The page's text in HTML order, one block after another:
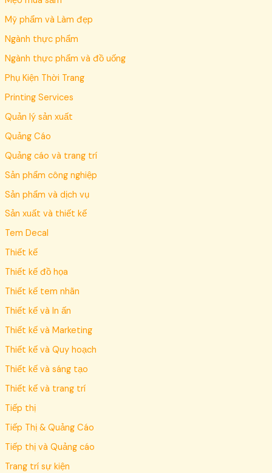
Mỹ phẩm và Làm đẹp
Ngành thực phẩm
Ngành thực phẩm và đồ uống
Phụ Kiện Thời Trang
Printing Services
Quản lý sản xuất
Quảng Cáo
Quảng cáo và trang trí
Sản phẩm công nghiệp
Sản phẩm và dịch vụ
Sản xuất và thiết kế
Tem Decal
Thiết kế
Thiết kế đồ họa
Thiết kế tem nhãn
Thiết kế và In ấn
Thiết kế và Marketing
Thiết kế và Quy hoạch
Thiết kế và sáng tạo
Thiết kế và trang trí
Tiếp thị
Tiếp Thị & Quảng Cáo
Tiếp thị và Quảng cáo
Trang trí sự kiện